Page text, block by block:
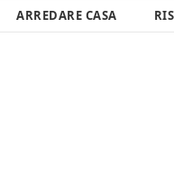
ARREDARE CASA